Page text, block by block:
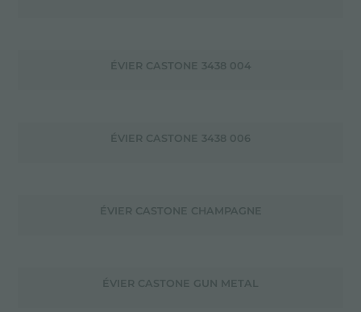
ÉVIER CASTONE 3438 004
ÉVIER CASTONE 3438 006
ÉVIER CASTONE CHAMPAGNE
ÉVIER CASTONE GUN METAL